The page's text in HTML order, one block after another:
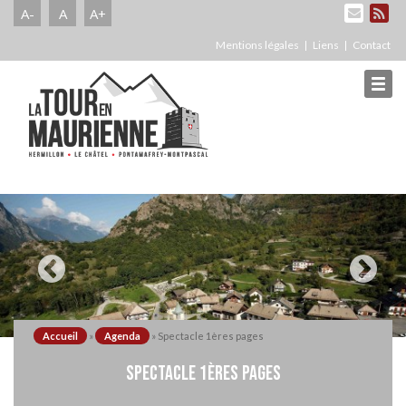
A- A A+
Mentions légales Liens Contact
Accueil » Agenda » Spectacle 1ères pages
SPECTACLE 1ÈRES PAGES